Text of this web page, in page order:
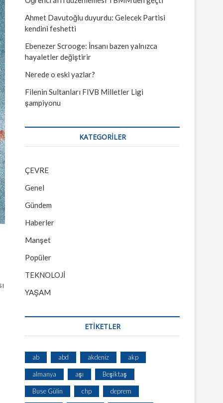
Ahmet Davutoğlu duyurdu: Gelecek Partisi
kendini feshetti
Ebenezer Scrooge: İnsanı bazen yalnızca
hayaletler değiştirir
Nerede o eski yazlar?
Filenin Sultanları FIVB Milletler Ligi
şampiyonu
KATEGORILER
ÇEVRE
Genel
Gündem
Haberler
Manşet
Popüler
TEKNOLOJİ
YAŞAM
ETİKETLER
ab abd akdeniz akp
almanya aşı Beşiktaş
Buse Gülin chp deprem